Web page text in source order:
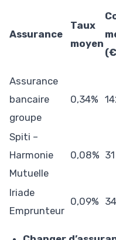
Assurance
Taux
moyen
Assurance
bancaire
groupe
0,34%
Spiti –
Harmonie
Mutuelle
0,08% 31
Iriade
Emprunteur
0,09% 34